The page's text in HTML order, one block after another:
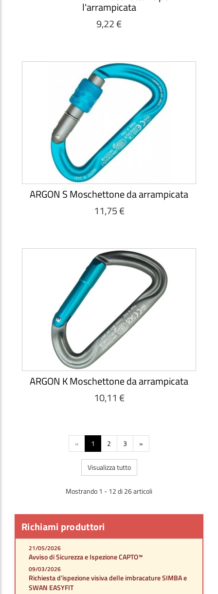
Richiami produttori
21/05/2026
Avviso di Sicurezza e Ispezione CAPTO™
09/03/2026
Richiesta d’ispezione visiva delle imbracature SIMBA e
SWAN EASYFIT
l'arrampicata
9,22 €
ARGON S Moschettone da arrampicata
11,75 €
ARGON K Moschettone da arrampicata
10,11 €
« 1 2 3 »
Visualizza tutto
Mostrando 1 - 12 di 26 articoli